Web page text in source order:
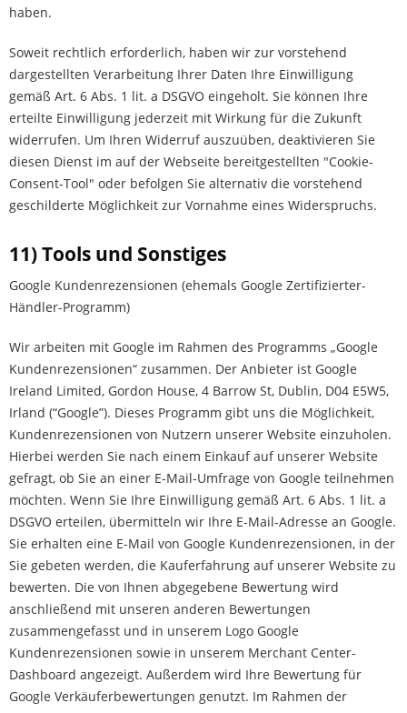
haben.
Soweit rechtlich erforderlich, haben wir zur vorstehend
dargestellten Verarbeitung Ihrer Daten Ihre Einwilligung
gemäß Art. 6 Abs. 1 lit. a DSGVO eingeholt. Sie können Ihre
erteilte Einwilligung jederzeit mit Wirkung für die Zukunft
widerrufen. Um Ihren Widerruf auszuüben, deaktivieren Sie
diesen Dienst im auf der Webseite bereitgestellten "Cookie-
Consent-Tool" oder befolgen Sie alternativ die vorstehend
geschilderte Möglichkeit zur Vornahme eines Widerspruchs.
11) Tools und Sonstiges
Google Kundenrezensionen (ehemals Google Zertifizierter-
Händler-Programm)
Wir arbeiten mit Google im Rahmen des Programms „Google
Kundenrezensionen“ zusammen. Der Anbieter ist Google
Ireland Limited, Gordon House, 4 Barrow St, Dublin, D04 E5W5,
Irland (“Google”). Dieses Programm gibt uns die Möglichkeit,
Kundenrezensionen von Nutzern unserer Website einzuholen.
Hierbei werden Sie nach einem Einkauf auf unserer Website
gefragt, ob Sie an einer E-Mail-Umfrage von Google teilnehmen
möchten. Wenn Sie Ihre Einwilligung gemäß Art. 6 Abs. 1 lit. a
DSGVO erteilen, übermitteln wir Ihre E-Mail-Adresse an Google.
Sie erhalten eine E-Mail von Google Kundenrezensionen, in der
Sie gebeten werden, die Kauferfahrung auf unserer Website zu
bewerten. Die von Ihnen abgegebene Bewertung wird
anschließend mit unseren anderen Bewertungen
zusammengefasst und in unserem Logo Google
Kundenrezensionen sowie in unserem Merchant Center-
Dashboard angezeigt. Außerdem wird Ihre Bewertung für
Google Verkäuferbewertungen genutzt. Im Rahmen der